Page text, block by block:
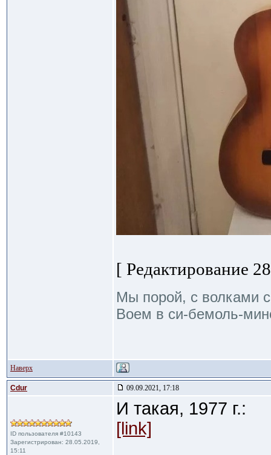
[ Редактирование
Мы порой, с волками
Воем в си-бемоль-
Наверх
Cdur 09.09.2021, 17:18
ID пользователя #10143
Зарегистрирован: 28.05.2019,
15:11
И такая, 1977 г.:
[link]